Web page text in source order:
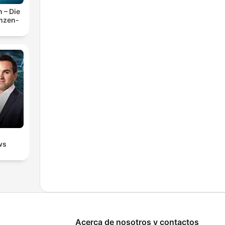
– Die
Acerca de nosotros y contactos